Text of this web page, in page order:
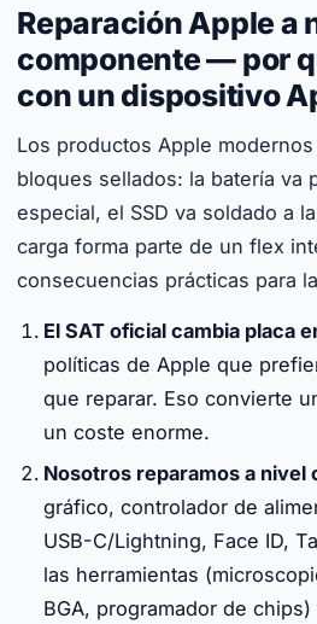
Reparación Apple a
componente — por
con un dispositivo
Los productos Apple
bloques sellados: la batería va
especial, el SSD va soldado a
carga forma parte de un flex
consecuencias prácticas para
El SAT oficial cambia placa
políticas de Apple que
que reparar. Eso convierte
un coste enorme.
Nosotros reparamos a nivel
gráfico, controlador de
USB-C/Lightning, Face ID,
las herramientas
BGA, programador de